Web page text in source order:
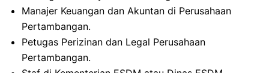
Manajer Keuangan dan Akuntan di Perusahaan
Pertambangan.
Petugas Perizinan dan Legal Perusahaan
Pertambangan.